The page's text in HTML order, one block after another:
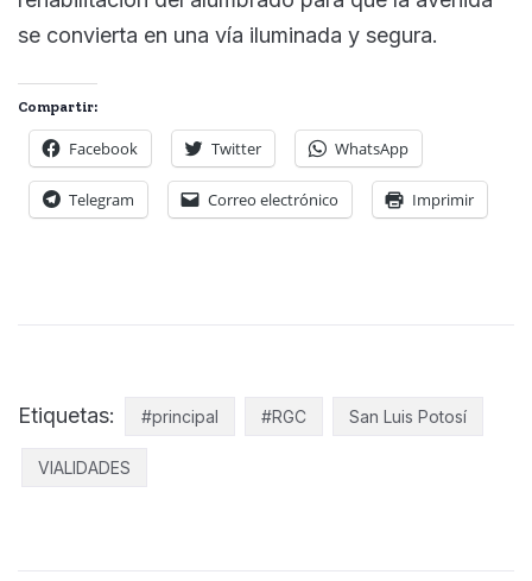
se convierta en una vía iluminada y segura.
Compartir:
Facebook Twitter WhatsApp
Telegram Correo electrónico Imprimir
Etiquetas: #principal #RGC San Luis Potosí
VIALIDADES